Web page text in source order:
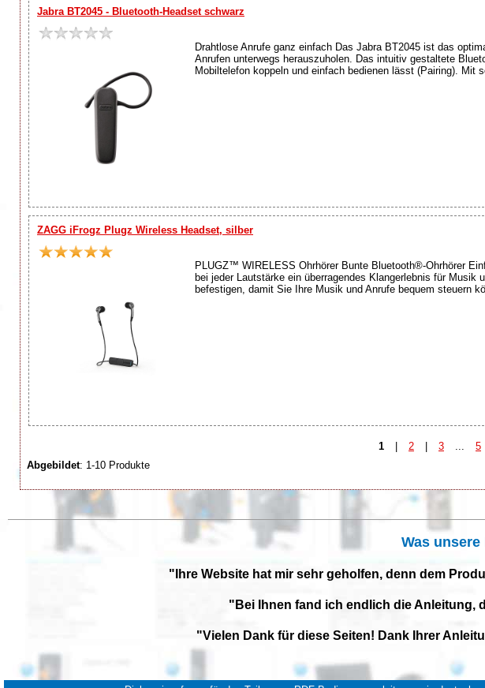
Jabra BT2045 - Bluetooth-Headset schwarz
Drahtlose Anrufe ganz einfach Das Jabra BT2045 ist das
Anrufen unterwegs herauszuholen. Das intuitiv gestaltete
Mobiltelefon koppeln und einfach bedienen lässt (Pairing). Mit
ZAGG iFrogz Plugz Wireless Headset, silber
PLUGZ™ WIRELESS Ohrhörer Bunte Bluetooth®-Ohrhörer
bei jeder Lautstärke ein überragendes Klangerlebnis für
befestigen, damit Sie Ihre Musik und Anrufe bequem steuern
1 | 2 | 3
5
Abgebildet: 1-10 Produkte
Was
"Ihre Website hat mir sehr geholfen, denn dem
"Bei Ihnen fand ich endlich die Anleitung,
"Vielen Dank für diese Seiten! Dank Ihrer